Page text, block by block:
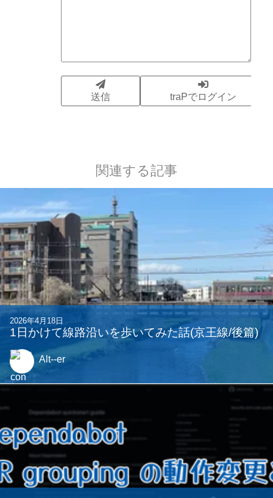
関連する記事
2026年4月18日
1日かけて線路沿いを歩いてみた話(京王線/後篇)
Alt--er